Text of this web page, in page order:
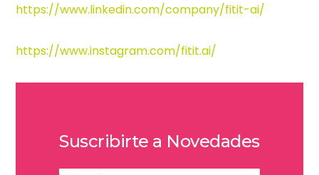
https://www.linkedin.com/company/fitit-ai/
https://www.instagram.com/fitit.ai/
Suscribirte a Novedades